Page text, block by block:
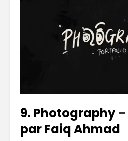
9. Photography
par Faiq Ahmad